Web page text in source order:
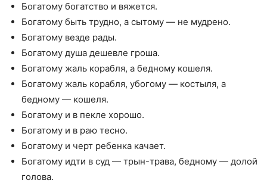
Богатому богатство и вяжется.
Богатому быть трудно, а сытому — не мудрено.
Богатому везде рады.
Богатому душа дешевле гроша.
Богатому жаль корабля, а бедному кошеля.
Богатому жаль корабля, убогому — костыля, а
бедному — кошеля.
Богатому и в пекле хорошо.
Богатому и в раю тесно.
Богатому и черт ребенка качает.
Богатому идти в суд — трын-трава, бедному — долой
голова.